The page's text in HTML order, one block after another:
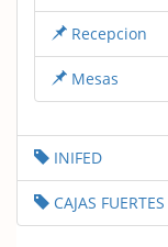
Recepcion
Mesas
INIFED
CAJAS FUERTES